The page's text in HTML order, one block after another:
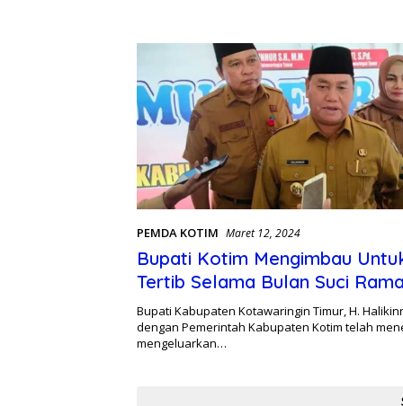
PEMDA KOTIM Maret 12, 2024
Bupati Kotim Mengimbau
Tertib Selama Bulan Suci
Bupati Kabupaten Kotawaringin Timur, H.
dengan Pemerintah Kabupaten Kotim telah
mengeluarkan…